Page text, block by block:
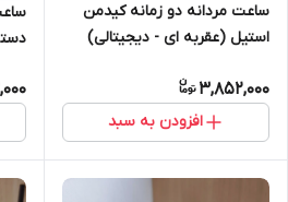
ساعت مردانه دو زمانه کیدمن
استیل (عقربه ای - دیجیتالی)
3,852,000
افزودن به سبد